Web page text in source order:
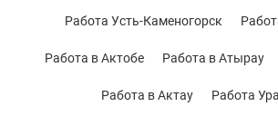
Работа Усть-Каменогорск
Работа в Актобе Работа в Атырау
Работа в Актау Работа